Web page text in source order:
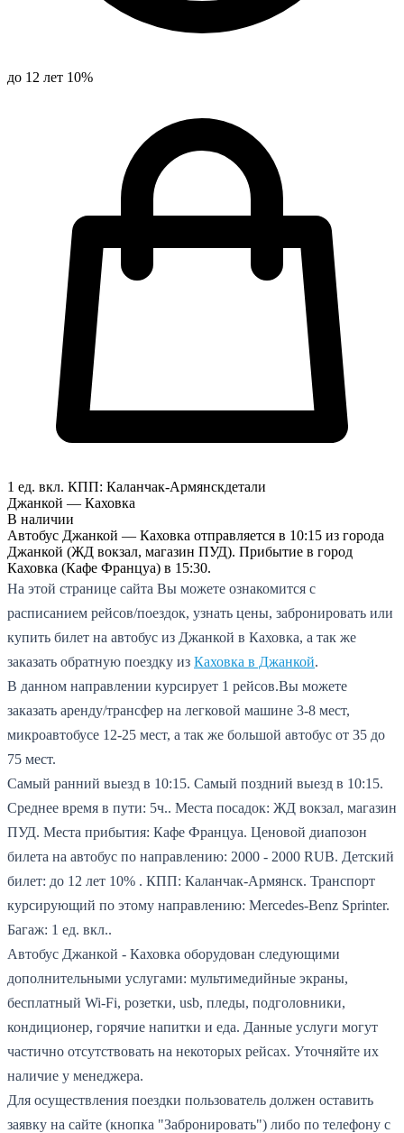
до 12 лет 10%
1 ед. вкл. КПП: Каланчак-Армянскдетали
Джанкой — Каховка
В наличии
Автобус Джанкой — Каховка отправляется в 10:15 из города
Джанкой (ЖД вокзал, магазин ПУД). Прибытие в город
Каховка (Кафе Француа) в 15:30.
На этой странице сайта Вы можете ознакомится с
расписанием рейсов/поездок, узнать цены, забронировать или
купить билет на автобус из Джанкой в Каховка, а так же
заказать обратную поездку из Каховка в Джанкой.
В данном направлении курсирует 1 рейсов.Вы можете
заказать аренду/трансфер на легковой машине 3-8 мест,
микроавтобусе 12-25 мест, а так же большой автобус от 35 до
75 мест.
Самый ранний выезд в 10:15. Самый поздний выезд в 10:15.
Среднее время в пути: 5ч.. Места посадок: ЖД вокзал, магазин
ПУД. Места прибытия: Кафе Француа. Ценовой диапозон
билета на автобус по направлению: 2000 - 2000 RUB. Детский
билет: до 12 лет 10% . КПП: Каланчак-Армянск. Транспорт
курсирующий по этому направлению: Mercedes-Benz Sprinter.
Багаж: 1 ед. вкл..
Автобус Джанкой - Каховка оборудован следующими
дополнительными услугами: мультимедийные экраны,
бесплатный Wi-Fi, розетки, usb, пледы, подголовники,
кондиционер, горячие напитки и еда. Данные услуги могут
частично отсутствовать на некоторых рейсах. Уточняйте их
наличие у менеджера.
Для осуществления поездки пользователь должен оставить
заявку на сайте (кнопка "Забронировать") либо по телефону с